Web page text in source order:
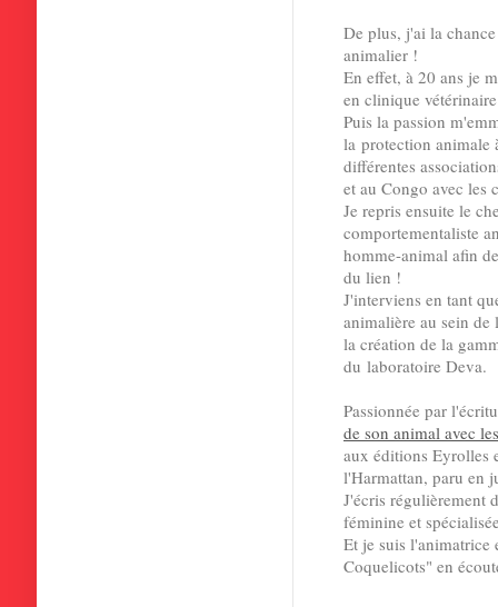
De plus, j'ai la
animalier !
En effet, à 20 ans je
en clinique
Puis la passion
laprotection animale
différentes
et au Congo avec les
Je repris ensuite le
comportementaliste
homme-animal afin
du lien !
J'interviens en tant
animalière au sein
la création de la
du laboratoire Deva.
Passionnée par
de son animal avec
aux éditions Eyrolles
l'Harmattan, paru en
J'écris régulièrement
féminine et
Et je suis l'animatrice
Coquelicots" en